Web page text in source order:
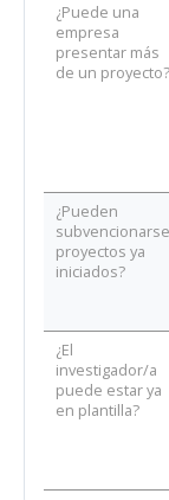
¿Puede una
empresa
presentar más
de un proyecto?
¿Pueden
subvencionarse
proyectos ya
iniciados?
¿El
investigador/a
puede estar ya
en plantilla?